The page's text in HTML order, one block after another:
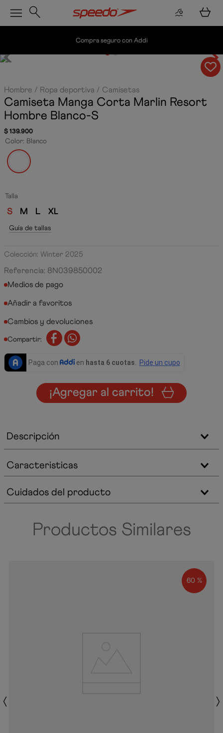
Compra seguro con Addi
Hombre Ropa deportiva Camisetas
Camiseta Manga Corta Marlin Resort
Hombre Blanco-S
$139.900
Color: Blanco
Talla
S M L XL
Guía de tallas
Colección: Winter 2025
Referencia: 8N039850002
Medios de pago
Cambios y devoluciones
Compartir:
¡Agregar al carrito!
Descripción
Caracteristicas
Cuidados del producto
Productos Similares
60 %